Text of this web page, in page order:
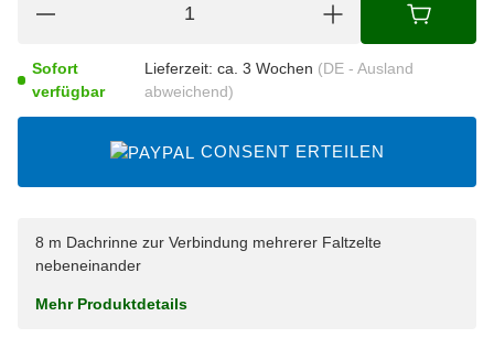
Sofort
verfügbar
Lieferzeit: ca. 3 Wochen (DE - Ausland
abweichend)
CONSENT ERTEILEN
8 m Dachrinne zur Verbindung mehrerer Faltzelte
nebeneinander
Mehr Produktdetails